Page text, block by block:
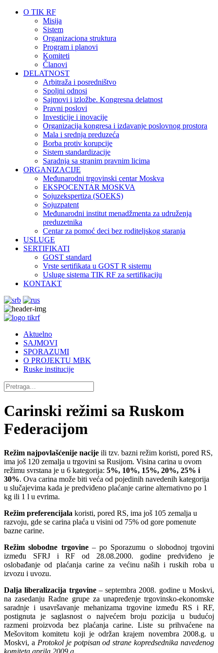
O TIK RF
Misija
Sistem
Organizaciona struktura
Program i planovi
Komiteti
Članovi
DELATNOST
Arbitraža i posredništvo
Spoljni odnosi
Sajmovi i izložbe. Kongresna delatnost
Pravni poslovi
Investicije i inovacije
Organizacija kongresa i izdavanje poslovnog prostora
Mala i srednja preduzeća
Borba protiv korupcije
Sistem standardizacije
Saradnja sa stranim pravnim licima
ORGANIZACIJE
Međunarodni trgovinski centar Moskva
EKSPOCENTAR MOSKVA
Sojuzekspertiza (SOEKS)
Sojuzpatent
Međunarodni institut menadžmenta za udruženja
preduzetnika
Centar za pomoć deci bez roditeljskog staranja
USLUGE
SERTIFIKATI
GOST standard
Vrste sertifikata u GOST R sistemu
Usluge sistema TIK RF za sertifikaciju
KONTAKT
Aktuelno
SAJMOVI
SPORAZUMI
O PROJEKTU MBK
Ruske institucije
Carinski režimi sa Ruskom
Federacijom
Režim najpovlašćenije nacije ili tzv. bazni režim koristi, pored RS,
ima još 120 zemalja u trgovini sa Rusijom. Visina carina u ovom
režimu svrstana je u 6 kategorija: 5%, 10%, 15%, 20%, 25% i
30%. Ova carina može biti veća od pojedinih navedenih kategorija
u slučajevima kada je predviđeno plaćanje carine alternativno po 1
kg ili 1 l u evrima.
Režim preferencijala koristi, pored RS, ima još 105 zemalja u
razvoju, gde se carina plaća u visini od 75% od gore pomenute
bazne carine.
Režim slobodne trgovine– po Sporazumu o slobodnoj trgovini
između SFRJ i RF od 28.08.2000. godine predviđeno je
oslobađanje od plaćanja carine za većinu naših i ruskih roba u
izvozu i uvozu.
Dalja liberalizacija trgovine– septembra 2008. godine u Moskvi,
na zasedanju Radne grupe za unapređenje trgovinsko-ekonomske
saradnje i usavršavanje mehanizama trgovine između RS i RF,
postignuta je saglasnost o najvećem broju pozicija u budućoj
razmeni proizvoda bez plaćanja carine. Liste su prihvaćene na
Mešovitom komitetu koji je održan krajem novembra 2008.g. u
Moskvi, a Protokol je potpisan od strane kopredsednika navedenog
komiteta aprila 2009.g.